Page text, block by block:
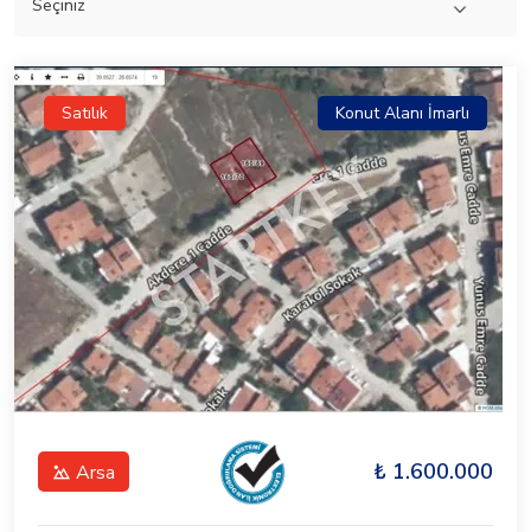
Satılık Konut Alanı İmarlı
Arsa ₺ 1.600.000